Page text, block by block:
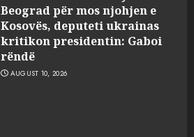
Beograd për mos njohjen e
Kosovës, deputeti ukrainas
kritikon presidentin: Gaboi
rëndë
AUGUST 10, 2026